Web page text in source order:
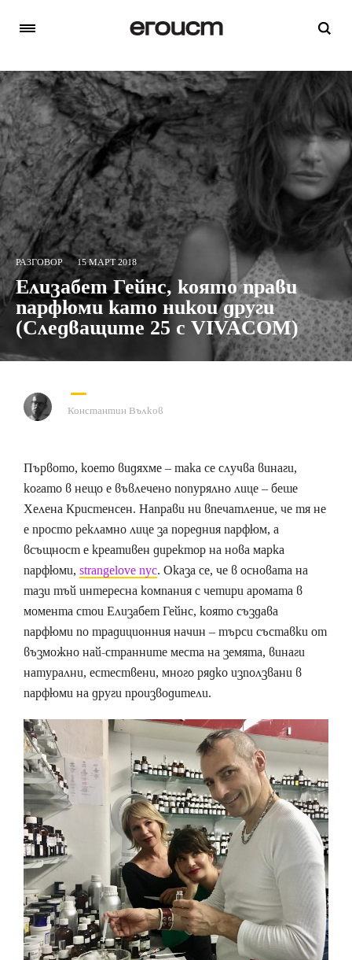
РАЗГОВОР 15 МАРТ 2018
Елизабет Гейнс, която прави
парфюми като никои други
(Следващите 25 с VIVACOM)
Константин Вълков
Първото, което видяхме – така се случва винаги,
когато в нещо е въвлечено попурялно лице – беше
Хелена Кристенсен. Направи ни впечатление, че тя не
е просто рекламно лице за поредния парфюм, а
всъщност е креативен директор на нова марка
парфюми, strangelove nyc. Оказа се, че в основата на
тази тъй интересна компания с четири аромата в
момента стои Елизабет Гейнс, която създава
парфюми по традиционния начин – търси съставки от
възможно най-странните места на земята, винаги
натурални, естествени, много рядко използвани в
парфюми на други производители.